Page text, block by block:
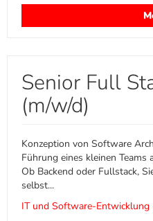
Senior Full
(m/w/d)
Konzeption von Software
Führung eines kleinen
Ob Backend oder Fullstack,
selbst...
IT und Software-